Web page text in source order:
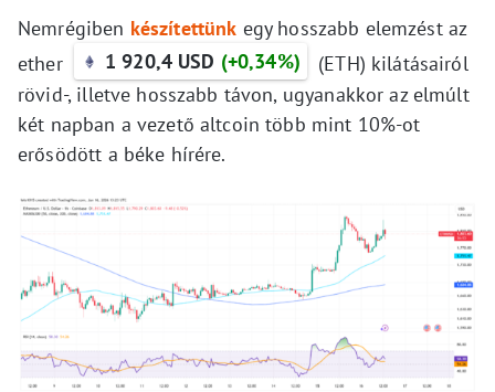
Nemrégiben készítettünk egy hosszabb elemzést az
ether
1 920,4 USD (+0,34%)
(ETH) kilátásairól
rövid-, illetve hosszabb távon, ugyanakkor az elmúlt
két napban a vezető altcoin több mint 10%-ot
erősödött a béke hírére.